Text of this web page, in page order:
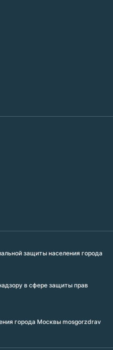
защиты населения города
в сфере защиты прав
города Москвы mosgorzdrav